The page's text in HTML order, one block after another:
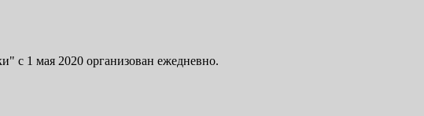
с 1 мая 2020 организован ежедневно.